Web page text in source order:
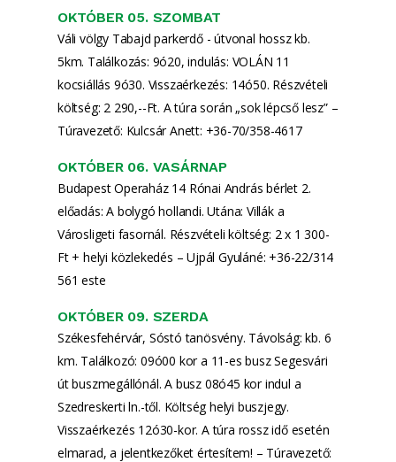
OKTÓBER 05. SZOMBAT
Váli völgy Tabajd parkerdő - útvonal hossz kb.
5km. Találkozás: 9ó20, indulás: VOLÁN 11
kocsiállás 9ó30. Visszaérkezés: 14ó50. Részvételi
költség: 2 290,--Ft. A túra során „sok lépcső lesz” –
Túravezető: Kulcsár Anett: +36-70/358-4617
OKTÓBER 06. VASÁRNAP
Budapest Operaház 14 Rónai András bérlet 2.
előadás: A bolygó hollandi. Utána: Villák a
Városligeti fasornál. Részvételi költség: 2 x 1 300-
Ft + helyi közlekedés – Ujpál Gyuláné: +36-22/314
561 este
OKTÓBER 09. SZERDA
Székesfehérvár, Sóstó tanösvény. Távolság: kb. 6
km. Találkozó: 09ó00 kor a 11-es busz Segesvári
út buszmegállónál. A busz 08ó45 kor indul a
Szedreskerti ln.-től. Költség helyi buszjegy.
Visszaérkezés 12ó30-kor. A túra rossz idő esetén
elmarad, a jelentkezőket értesítem! – Túravezető: